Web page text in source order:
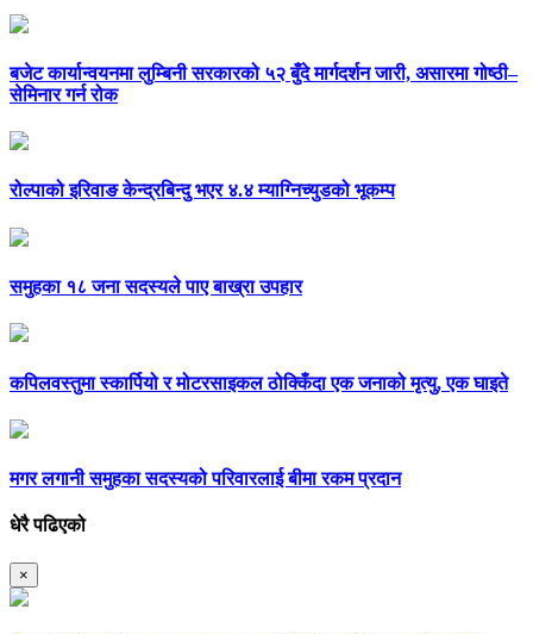
बजेट कार्यान्वयनमा लुम्बिनी सरकारको ५२ बुँदे मार्गदर्शन जारी, असारमा गोष्ठी–
सेमिनार गर्न रोक
रोल्पाको इरिवाङ केन्द्रबिन्दु भएर ४.४ म्याग्निच्युडको भूकम्प
समुहका १८ जना सदस्यले पाए बाख्रा उपहार
कपिलवस्तुमा स्कार्पियो र मोटरसाइकल ठोक्किँदा एक जनाको मृत्यु, एक घाइते
मगर लगानी समुहका सदस्यको परिवारलाई बीमा रकम प्रदान
धेरै पढिएको
×